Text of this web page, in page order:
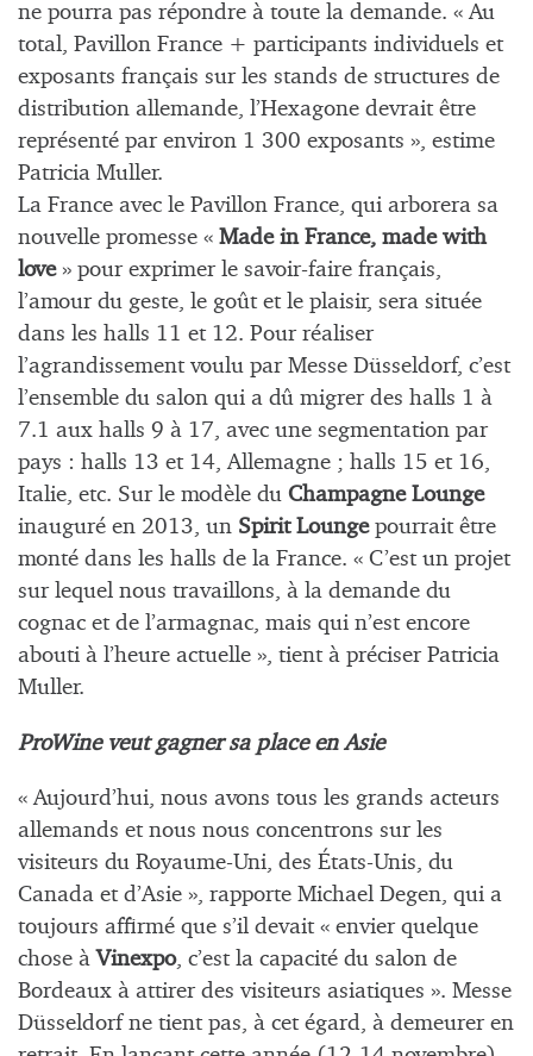
ne pourra pas répondre à toute la demande. « Au
total, Pavillon France + participants individuels et
exposants français sur les stands de structures de
distribution allemande, l’Hexagone devrait être
représenté par environ 1 300 exposants », estime
Patricia Muller.
La France avec le Pavillon France, qui arborera sa
nouvelle promesse « Made in France, made with
love» pour exprimer le savoir-faire français,
l’amour du geste, le goût et le plaisir, sera située
dans les halls 11 et 12. Pour réaliser
l’agrandissement voulu par Messe Düsseldorf, c’est
l’ensemble du salon qui a dû migrer des halls 1 à
7.1 aux halls 9 à 17, avec une segmentation par
pays : halls 13 et 14, Allemagne ; halls 15 et 16,
Italie, etc. Sur le modèle du Champagne Lounge
inauguré en 2013, un Spirit Loungepourrait être
monté dans les halls de la France. « C’est un projet
sur lequel nous travaillons, à la demande du
cognac et de l’armagnac, mais qui n’est encore
abouti à l’heure actuelle », tient à préciser Patricia
Muller.
ProWine veut gagner sa place en Asie
« Aujourd’hui, nous avons tous les grands acteurs
allemands et nous nous concentrons sur les
visiteurs du Royaume-Uni, des États-Unis, du
Canada et d’Asie », rapporte Michael Degen, qui a
toujours affirmé que s’il devait « envier quelque
chose àVinexpo, c’est la capacité du salon de
Bordeaux à attirer des visiteurs asiatiques ». Messe
Düsseldorf ne tient pas, à cet égard, à demeurer en